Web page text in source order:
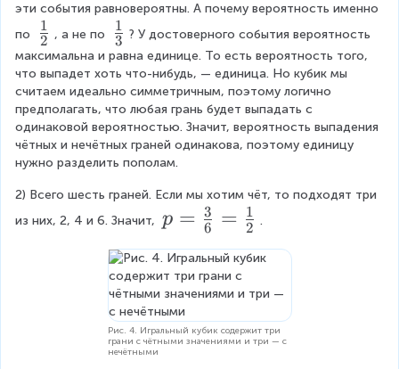
эти события равновероятны. А почему вероятность именно
по
\
f
r
a
c
{
}
{
2
1 , а не по
\
f
r
a
c
{
}
{
3
}
3
1 ? У достоверного события вероятность
максимальна и равна единице. То есть вероятность того,
что выпадет хоть что-нибудь, — единица. Но кубик мы
считаем идеально симметричным, поэтому логично
предполагать, что любая грань будет выпадать с
одинаковой вероятностью. Значит, вероятность выпадения
чётных и нечётных граней одинакова, поэтому единицу
нужно разделить пополам.
2) Всего шесть граней. Если мы хотим чёт, то подходят три
из них, 2, 4 и 6. Значит, p
=
\f
r
a
c
p = 6
3 = 2
1 .
Рис. 4. Игральный кубик содержит три
грани с чётными значениями и три — с
нечётными